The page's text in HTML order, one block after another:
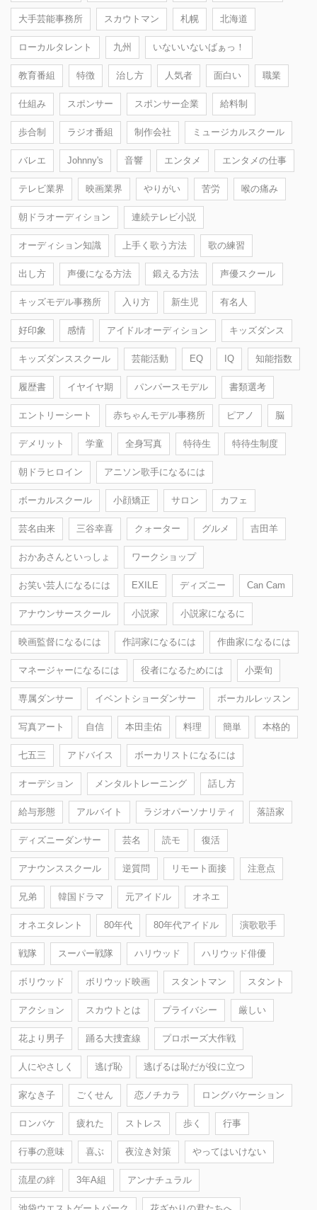
大手芸能事務所 スカウトマン 札幌 北海道
ローカルタレント 九州 いないいないばぁっ！
教育番組 特徴 治し方 人気者 面白い 職業
仕組み スポンサー スポンサー企業 給料制
歩合制 ラジオ番組 制作会社 ミュージカルスクール
バレエ Johnny's 音響 エンタメ エンタメの仕事
テレビ業界 映画業界 やりがい 苦労 喉の痛み
朝ドラオーディション 連続テレビ小説
オーディション知識 上手く歌う方法 歌の練習
出し方 声優になる方法 鍛える方法 声優スクール
キッズモデル事務所 入り方 新生児 有名人
好印象 感情 アイドルオーディション キッズダンス
キッズダンススクール 芸能活動 EQ IQ 知能指数
履歴書 イヤイヤ期 パンパースモデル 書類選考
エントリーシート 赤ちゃんモデル事務所 ピアノ 脳
デメリット 学童 全身写真 特待生 特待生制度
朝ドラヒロイン アニソン歌手になるには
ボーカルスクール 小顔矯正 サロン カフェ
芸名由来 三谷幸喜 クォーター グルメ 吉田羊
おかあさんといっしょ ワークショップ
お笑い芸人になるには EXILE ディズニー Can Cam
アナウンサースクール 小説家 小説家になるに
映画監督になるには 作詞家になるには 作曲家になるには
マネージャーになるには 役者になるためには 小栗旬
専属ダンサー イベントショーダンサー ボーカルレッスン
写真アート 自信 本田圭佑 料理 簡単 本格的
七五三 アドバイス ボーカリストになるには
オーデション メンタルトレーニング 話し方
給与形態 アルバイト ラジオパーソナリティ 落語家
ディズニーダンサー 芸名 読モ 復活
アナウンススクール 逆質問 リモート面接 注意点
兄弟 韓国ドラマ 元アイドル オネエ
オネエタレント 80年代 80年代アイドル 演歌歌手
戦隊 スーパー戦隊 ハリウッド ハリウッド俳優
ボリウッド ボリウッド映画 スタントマン スタント
アクション スカウトとは プライバシー 厳しい
花より男子 踊る大捜査線 プロポーズ大作戦
人にやさしく 逃げ恥 逃げるは恥だが役に立つ
家なき子 ごくせん 恋ノチカラ ロングバケーション
ロンバケ 疲れた ストレス 歩く 行事
行事の意味 喜ぶ 夜泣き対策 やってはいけない
流星の絆 3年A組 アンナチュラル